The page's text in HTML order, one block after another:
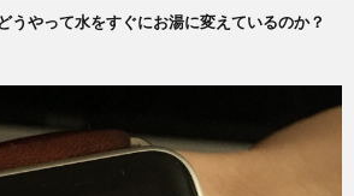
うやって水をすぐにお湯に変えているのか？